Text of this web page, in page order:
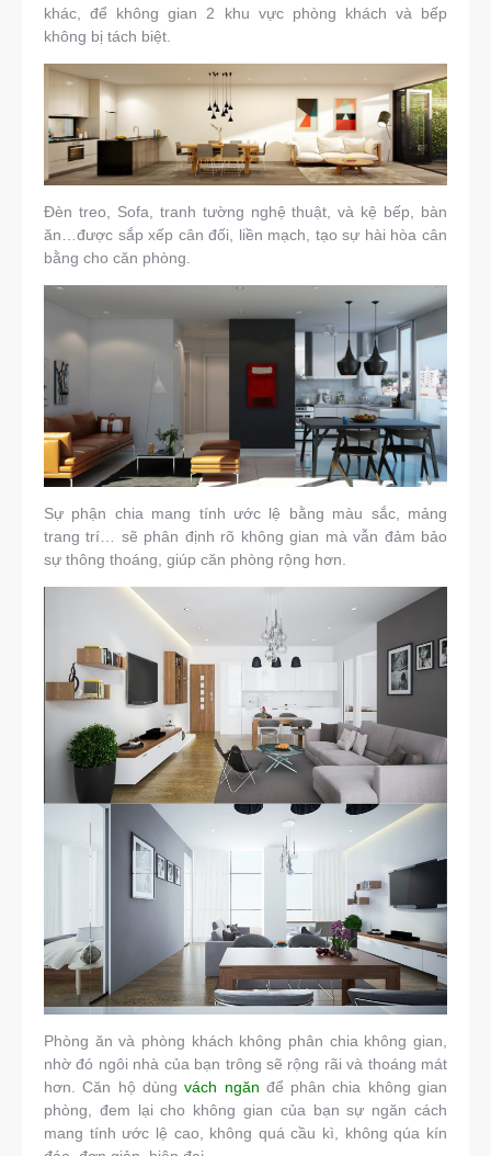
khác, để không gian 2 khu vực phòng khách và bếp
không bị tách biệt.
Đèn treo, Sofa, tranh tường nghệ thuật, và kệ bếp, bàn
ăn…được sắp xếp cân đối, liền mạch, tạo sự hài hòa cân
bằng cho căn phòng.
Sự phận chia mang tính ước lệ bằng màu sắc, mảng
trang trí… sẽ phân định rõ không gian mà vẫn đảm bảo
sự thông thoáng, giúp căn phòng rộng hơn.
Phòng ăn và phòng khách không phân chia không gian,
nhờ đó ngôi nhà của bạn trông sẽ rộng rãi và thoáng mát
hơn. Căn hộ dùngvách ngăn để phân chia không gian
phòng, đem lại cho không gian của bạn sự ngăn cách
mang tính ước lệ cao, không quá cầu kì, không qúa kín